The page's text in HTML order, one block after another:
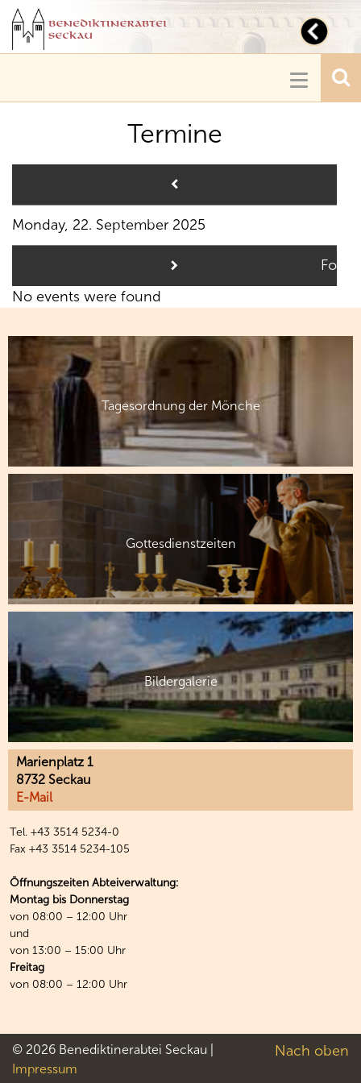
Toggle
Termine
Monday, 22. September 2025
No events were found
Tagesordnung der Mönche
Gottesdienstzeiten
Bildergalerie
Marienplatz 1
8732 Seckau
E-Mail
Tel. +43 3514 5234-0
Fax +43 3514 5234-105
Öffnungszeiten Abteiverwaltung:
Montag bis Donnerstag
von 08:00 – 12:00 Uhr
und
von 13:00 – 15:00 Uhr
Freitag
von 08:00 – 12:00 Uhr
Nach oben
© 2026 Benediktinerabtei Seckau |
Impressum